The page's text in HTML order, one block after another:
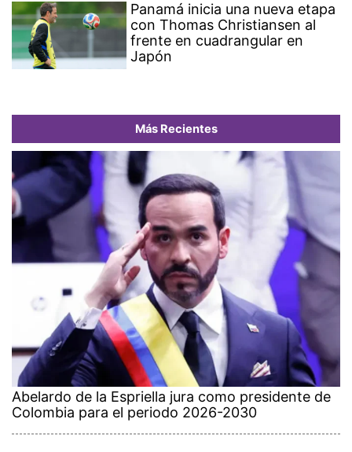
Panamá inicia una nueva etapa
con Thomas Christiansen al
frente en cuadrangular en
Japón
Más Recientes
Abelardo de la Espriella jura como presidente de
Colombia para el periodo 2026-2030